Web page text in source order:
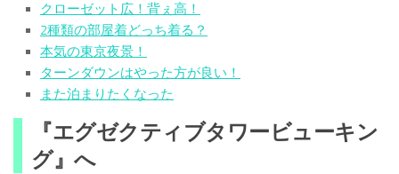
クローゼット広！背ぇ高！
2種類の部屋着どっち着る？
本気の東京夜景！
ターンダウンはやった方が良い！
また泊まりたくなった
『エグゼクティブタワービューキン
グ』へ